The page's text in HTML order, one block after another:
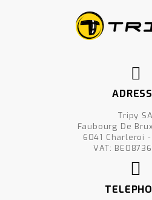
Tripy SA
Faubourg De
6041 Charleroi
VAT: